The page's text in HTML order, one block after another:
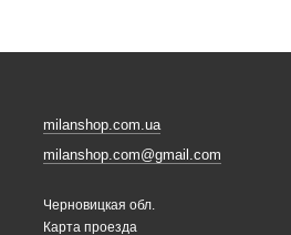
milanshop.com.ua
milanshop.com@gmail.com
Черновицкая обл.
Карта проезда